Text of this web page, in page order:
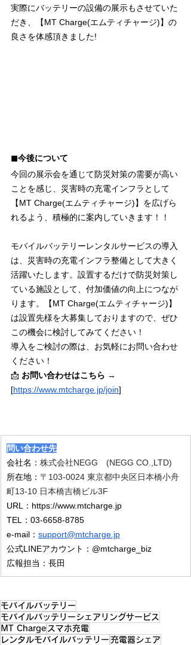
実際にバッテリーの設備の展示もさせていた
だき、【MT Charge(エムティチャージ)】の
良さを体感頂きました!
◼︎今後について
今回の展示会を通じて防災対策の需要が高い
ことを感じ、災害時の充電インフラとして
【MT Charge(エムティチャージ)】を広げら
れるよう、積極的に案内していきます！！
モバイルバッテリーレンタルサービスの導入
は、災害時の充電インフラ整備として大きく
活躍いたします。設置するだけで防災対策し
ている施設として、付加価値の向上につなが
ります。【MT Charge(エムティチャージ)】
は設置先様を大募集しておりますので、ぜひ
この機会に検討してみてください！
導入をご検討の際は、お気軽にお問い合わせ
ください！
📩 お問い合わせはこちら →
[https://www.mtcharge.jp/join]
問い合わせ先
会社名： 株式会社NEGG　(NEGG CO.,LTD)
所在地： 〒103-0024 東京都中央区日本橋小舟
町13-10 日本橋吉橋ビル3F
URL： https://www.mtcharge.jp
TEL：03-6658-8785
e-mail： support@mtcharge.jp
公式LINEアカウント：@mtcharge_biz
広報担当：長田
モバイルバッテリー
モバイルバッテリーシェアリングサービス
MT Charge スマホ充電
レンタルモバイルバッテリー 充電器シェア